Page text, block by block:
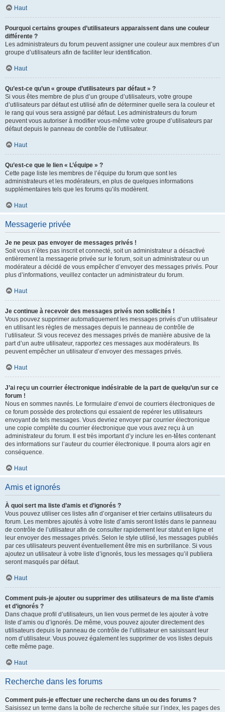
Haut
Pourquoi certains groupes d’utilisateurs apparaissent dans une couleur
différente ?
Les administrateurs du forum peuvent assigner une couleur aux membres d’un
groupe d’utilisateurs afin de faciliter leur identification.
Haut
Qu’est-ce qu’un « groupe d’utilisateurs par défaut » ?
Si vous êtes membre de plus d’un groupe d’utilisateurs, votre groupe
d’utilisateurs par défaut est utilisé afin de déterminer quelle sera la couleur et
le rang qui vous sera assigné par défaut. Les administrateurs du forum
peuvent vous autoriser à modifier vous-même votre groupe d’utilisateurs par
défaut depuis le panneau de contrôle de l’utilisateur.
Haut
Qu’est-ce que le lien « L’équipe » ?
Cette page liste les membres de l’équipe du forum que sont les
administrateurs et les modérateurs, en plus de quelques informations
supplémentaires tels que les forums qu’ils modèrent.
Haut
Messagerie privée
Je ne peux pas envoyer de messages privés !
Soit vous n’êtes pas inscrit et connecté, soit un administrateur a désactivé
entièrement la messagerie privée sur le forum, soit un administrateur ou un
modérateur a décidé de vous empêcher d’envoyer des messages privés. Pour
plus d’informations, veuillez contacter un administrateur du forum.
Haut
Je continue à recevoir des messages privés non sollicités !
Vous pouvez supprimer automatiquement les messages privés d’un utilisateur
en utilisant les règles de messages depuis le panneau de contrôle de
l’utilisateur. Si vous recevez des messages privés de manière abusive de la
part d’un autre utilisateur, rapportez ces messages aux modérateurs. Ils
peuvent empêcher un utilisateur d’envoyer des messages privés.
Haut
J’ai reçu un courrier électronique indésirable de la part de quelqu’un sur ce
forum !
Nous en sommes navrés. Le formulaire d’envoi de courriers électroniques de
ce forum possède des protections qui essaient de repérer les utilisateurs
envoyant de tels messages. Vous devriez envoyer par courrier électronique
une copie complète du courrier électronique que vous avez reçu à un
administrateur du forum. Il est très important d’y inclure les en-têtes contenant
des informations sur l’auteur du courrier électronique. Il pourra alors agir en
conséquence.
Haut
Amis et ignorés
À quoi sert ma liste d’amis et d’ignorés ?
Vous pouvez utiliser ces listes afin d’organiser et trier certains utilisateurs du
forum. Les membres ajoutés à votre liste d’amis seront listés dans le panneau
de contrôle de l’utilisateur afin de consulter rapidement leur statut en ligne et
leur envoyer des messages privés. Selon le style utilisé, les messages publiés
par ces utilisateurs peuvent éventuellement être mis en surbrillance. Si vous
ajoutez un utilisateur à votre liste d’ignorés, tous les messages qu’il publiera
seront masqués par défaut.
Haut
Comment puis-je ajouter ou supprimer des utilisateurs de ma liste d’amis
et d’ignorés ?
Dans chaque profil d’utilisateurs, un lien vous permet de les ajouter à votre
liste d’amis ou d’ignorés. De même, vous pouvez ajouter directement des
utilisateurs depuis le panneau de contrôle de l’utilisateur en saisissant leur
nom d’utilisateur. Vous pouvez également les supprimer de vos listes depuis
cette même page.
Haut
Recherche dans les forums
Comment puis-je effectuer une recherche dans un ou des forums ?
Saisissez un terme dans la boîte de recherche située sur l’index, les pages des